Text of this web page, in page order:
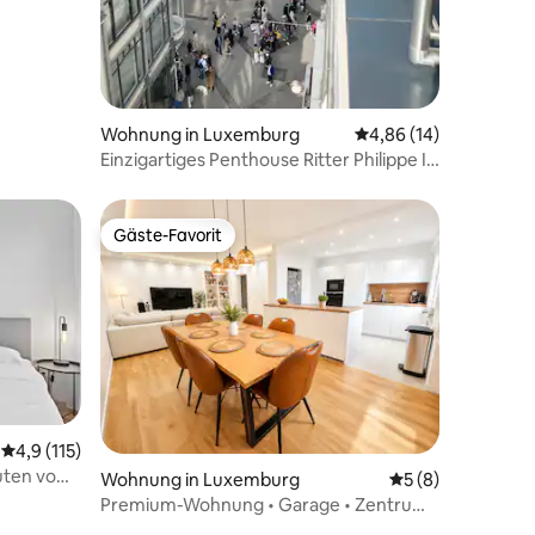
Wohnung in Luxemburg Durchschnittliche
4,86 (14)
Einzigartiges Penthouse Ritter Philippe II.
Bewertungen
Durchschnittliche Bewertung: 4,9 von 5, 115 Bewertungen
4,9 (115)
vom
Gäste-Favorit
Gäste-Favorit
Wohnung in Luxemburg
5 (8)
Premium-Wohnung • Garage • Zentrum